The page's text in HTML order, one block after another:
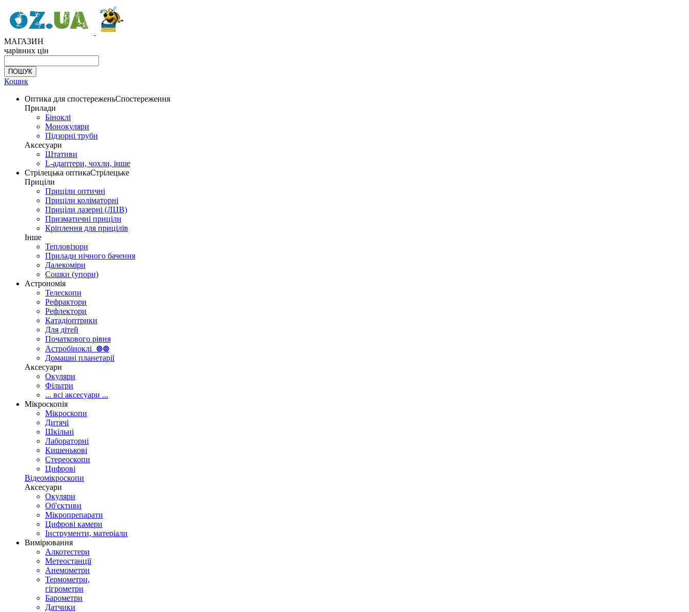
МАГАЗИН
чарівних цін
Кошик
Оптика для спостереженьСпостереження
Прилади
Біноклі
Монокуляри
Підзорні труби
Аксесуари
Штативи
L-адаптери, чохли, інше
Стрілецька оптикаСтрілецьке
Приціли
Приціли оптичні
Приціли коліматорні
Приціли лазерні (ЛЦВ)
Призматичні приціли
Кріплення для прицілів
Інше
Тепловізори
Прилади нічного бачення
Далекоміри
Сошки (упори)
Астрономія
Телескопи
Рефрактори
Рефлектори
Катадіоптрики
Для дітей
Початкового рівня
Астробіноклі ⊚⊚
Домашні планетарії
Аксесуари
Окуляри
Фільтри
... всі аксесуари ...
Мікроскопія
Мікроскопи
Дитячі
Шкільні
Лабораторні
Кишенькові
Стереоскопи
Цифрові
Відеомікроскопи
Аксесуари
Окуляри
Об'єктиви
Мікропрепарати
Цифрові камери
Інструменти, матеріали
Вимірювання
Алкотестери
Метеостанції
Анемометри
Термометри,
гігрометри
Барометри
Датчики